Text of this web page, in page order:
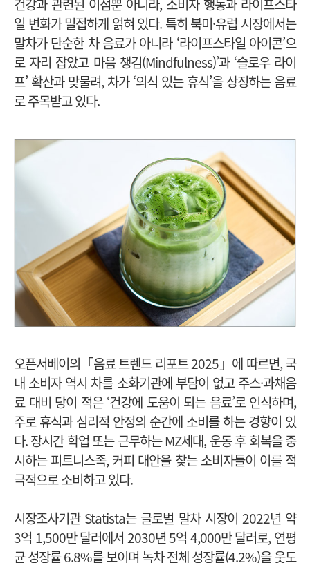
건강과 관련된 이점뿐 아니라, 소비자 행동과 라이프스타
일 변화가 밀접하게 얽혀 있다. 특히 북미·유럽 시장에서는
말차가 단순한 차 음료가 아니라 ‘라이프스타일 아이콘’으
로 자리 잡았고 마음 챙김(Mindfulness)’과 ‘슬로우 라이
프’ 확산과 맞물려, 차가 ‘의식 있는 휴식’을 상징하는 음료
로 주목받고 있다.
오픈서베이의「음료 트렌드 리포트 2025」에 따르면, 국
내 소비자 역시 차를 소화기관에 부담이 없고 주스·과채음
료 대비 당이 적은 ‘건강에 도움이 되는 음료’로 인식하며,
주로 휴식과 심리적 안정의 순간에 소비를 하는 경향이 있
다. 장시간 학업 또는 근무하는 MZ세대, 운동 후 회복을 중
시하는 피트니스족, 커피 대안을 찾는 소비자들이 이를 적
극적으로 소비하고 있다.
시장조사기관 Statista는 글로벌 말차 시장이 2022년 약
3억 1,500만 달러에서 2030년 5억 4,000만 달러로, 연평
균 성장률 6.8%를 보이며 녹차 전체 성장률(4.2%)을 웃도